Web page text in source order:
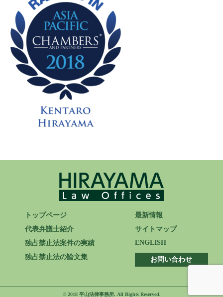
最新情報
独占禁止法の論文集
トップページ
代表弁護士紹介
独占禁止法案件の実績
独占禁止法の論文集
最新情報
サイトマップ
ENGLISH
お問い合わせ
© 2018 平山法律事務所. All Rights Reserved.